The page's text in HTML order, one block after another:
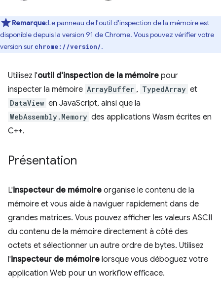
Remarque:Le panneau de l'outil d'inspection de la mémoire est
disponible depuis la version 91 de Chrome. Vous pouvez vérifier votre
version sur chrome://version/.
Utilisez l'outil d'inspection de la mémoire pour
inspecter la mémoire ArrayBuffer , TypedArray et
DataView en JavaScript, ainsi que la
WebAssembly.Memory des applications Wasm écrites en
C++.
Présentation
L'inspecteur de mémoire organise le contenu de la
mémoire et vous aide à naviguer rapidement dans de
grandes matrices. Vous pouvez afficher les valeurs ASCII
du contenu de la mémoire directement à côté des
octets et sélectionner un autre ordre de bytes. Utilisez
l'inspecteur de mémoire lorsque vous déboguez votre
application Web pour un workflow efficace.